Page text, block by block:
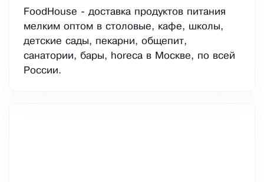
FoodHouse - доставка продуктов питания
мелким оптом в столовые, кафе, школы,
детские сады, пекарни, общепит,
санатории, бары, horeca в Москве, по всей
России.